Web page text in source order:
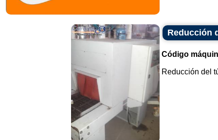
Reducción
Código
Reducción del